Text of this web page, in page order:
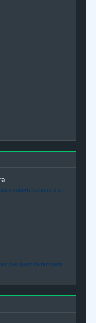
importante para o si...
que quem da tem para ...